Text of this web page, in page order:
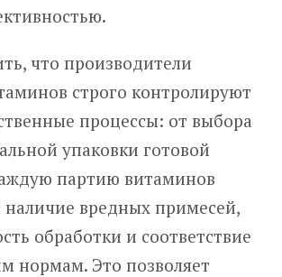
что производители
строго контролируют
процессы: от выбора
упаковки готовой
партию витаминов
вредных примесей,
обработки и соответствие
нормам. Это позволяет